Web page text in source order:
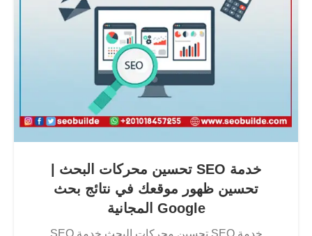
خدمة SEO تحسين محركات البحث |
تحسين ظهور موقعك في نتائج بحث
Google المجانية